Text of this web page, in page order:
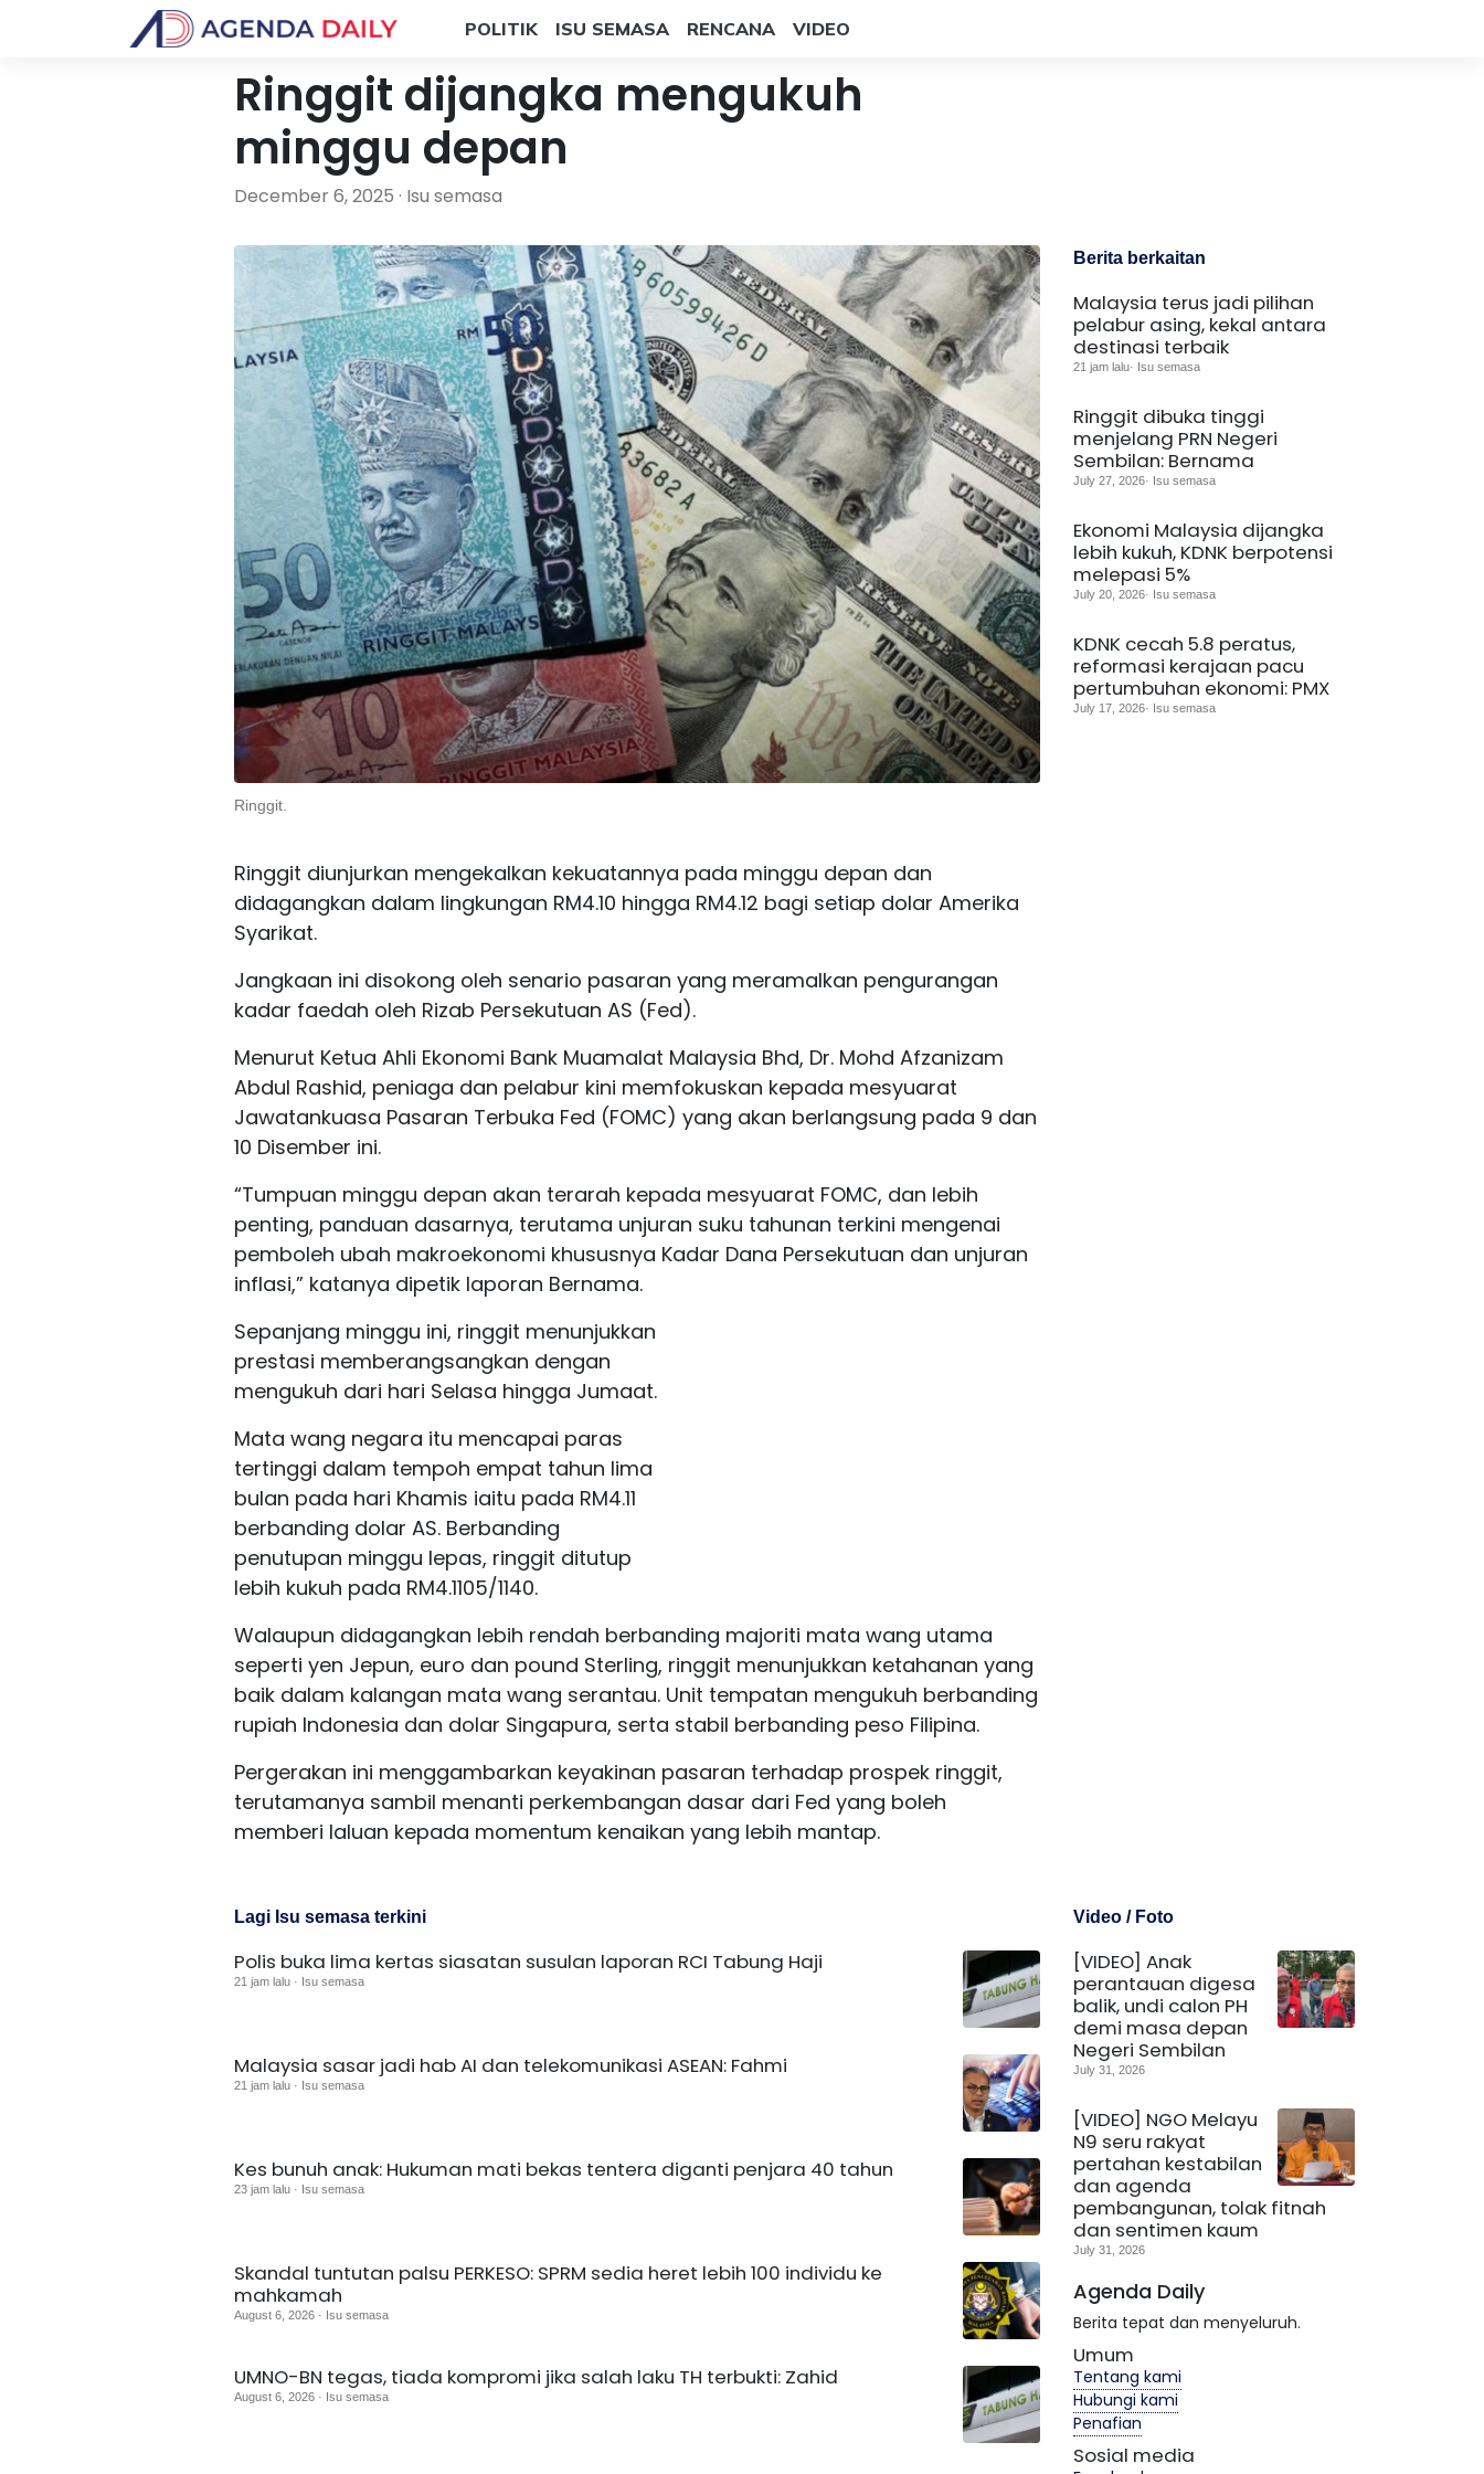
POLITIK ISU SEMASA RENCANA VIDEO
Ringgit dijangka mengukuh
minggu depan
December 6, 2025 · Isu semasa
Ringgit.
Ringgit diunjurkan mengekalkan kekuatannya pada minggu depan dan
didagangkan dalam lingkungan RM4.10 hingga RM4.12 bagi setiap dolar Amerika
Syarikat.
Jangkaan ini disokong oleh senario pasaran yang meramalkan pengurangan
kadar faedah oleh Rizab Persekutuan AS (Fed).
Menurut Ketua Ahli Ekonomi Bank Muamalat Malaysia Bhd, Dr. Mohd Afzanizam
Abdul Rashid, peniaga dan pelabur kini memfokuskan kepada mesyuarat
Jawatankuasa Pasaran Terbuka Fed (FOMC) yang akan berlangsung pada 9 dan
10 Disember ini.
“Tumpuan minggu depan akan terarah kepada mesyuarat FOMC, dan lebih
penting, panduan dasarnya, terutama unjuran suku tahunan terkini mengenai
pemboleh ubah makroekonomi khususnya Kadar Dana Persekutuan dan unjuran
inflasi,” katanya dipetik laporan Bernama.
Sepanjang minggu ini, ringgit menunjukkan
prestasi memberangsangkan dengan
mengukuh dari hari Selasa hingga Jumaat.
Mata wang negara itu mencapai paras
tertinggi dalam tempoh empat tahun lima
bulan pada hari Khamis iaitu pada RM4.11
berbanding dolar AS. Berbanding
penutupan minggu lepas, ringgit ditutup
lebih kukuh pada RM4.1105/1140.
Walaupun didagangkan lebih rendah berbanding majoriti mata wang utama
seperti yen Jepun, euro dan pound Sterling, ringgit menunjukkan ketahanan yang
baik dalam kalangan mata wang serantau. Unit tempatan mengukuh berbanding
rupiah Indonesia dan dolar Singapura, serta stabil berbanding peso Filipina.
Pergerakan ini menggambarkan keyakinan pasaran terhadap prospek ringgit,
terutamanya sambil menanti perkembangan dasar dari Fed yang boleh
memberi laluan kepada momentum kenaikan yang lebih mantap.
Berita berkaitan
Malaysia terus jadi pilihan
pelabur asing, kekal antara
destinasi terbaik
21 jam lalu· Isu semasa
Ringgit dibuka tinggi
menjelang PRN Negeri
Sembilan: Bernama
July 27, 2026· Isu semasa
Ekonomi Malaysia dijangka
lebih kukuh, KDNK berpotensi
melepasi 5%
July 20, 2026· Isu semasa
KDNK cecah 5.8 peratus,
reformasi kerajaan pacu
pertumbuhan ekonomi: PMX
July 17, 2026· Isu semasa
Lagi Isu semasa terkini
Polis buka lima kertas siasatan susulan laporan RCI Tabung Haji
21 jam lalu · Isu semasa
Malaysia sasar jadi hab AI dan telekomunikasi ASEAN: Fahmi
21 jam lalu · Isu semasa
Kes bunuh anak: Hukuman mati bekas tentera diganti penjara 40 tahun
23 jam lalu · Isu semasa
Skandal tuntutan palsu PERKESO: SPRM sedia heret lebih 100 individu ke
mahkamah
August 6, 2026 · Isu semasa
UMNO-BN tegas, tiada kompromi jika salah laku TH terbukti: Zahid
August 6, 2026 · Isu semasa
Video / Foto
[VIDEO] Anak
perantauan digesa
balik, undi calon PH
demi masa depan
Negeri Sembilan
July 31, 2026
[VIDEO] NGO Melayu
N9 seru rakyat
pertahan kestabilan
dan agenda
pembangunan, tolak fitnah
dan sentimen kaum
July 31, 2026
Agenda Daily
Berita tepat dan menyeluruh.
Umum
Tentang kami
Hubungi kami
Penafian
Sosial media